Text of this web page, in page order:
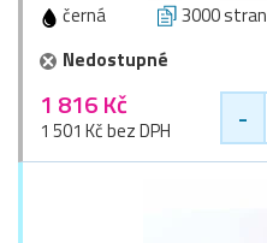
černá 3000 stran
Nedostupné
1 816 Kč
1 501 Kč bez DPH -